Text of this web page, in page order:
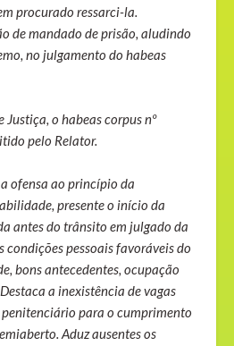
procurado ressarci-la.
de mandado de prisão, aludindo
no julgamento do habeas
Justiça, o habeas corpus nº
pelo Relator.
ofensa ao princípio da
presente o início da
antes do trânsito em julgado da
condições pessoais favoráveis do
bons antecedentes, ocupação
a inexistência de vagas
para o cumprimento
Aduz ausentes os